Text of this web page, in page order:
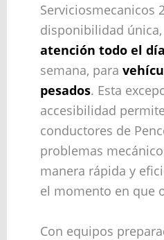
Serviciosmecanicos
disponibilidad
atención todo el día
semana, para
pesados. Esta
accesibilidad
conductores de
problemas
manera rápida y
el momento en que
Con equipos